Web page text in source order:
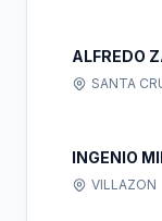
ALFREDO
SANTA
INGENIO
VILLAZON